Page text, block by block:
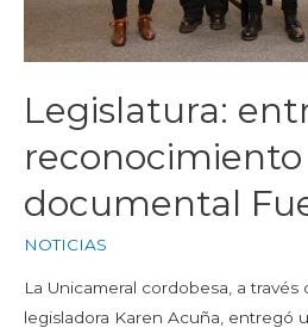
Legislatura:
reconocimiento
documental
NOTICIAS
La Unicameral cordobesa, a través
legisladora Karen Acuña, entregó